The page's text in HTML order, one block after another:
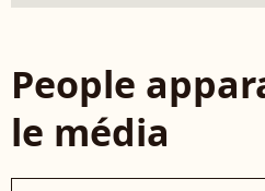
People
le média